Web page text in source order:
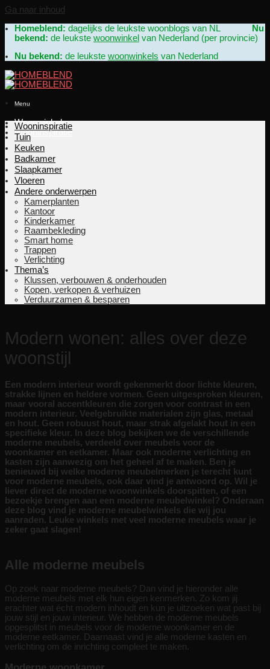
Ga naar inhoud
Homeblend: dagelijks de leukste woonblogs van NL Nu
bekend: de leukste woonwinkel van Nederland (per provincie)
Nu bekend: de leukste woonwinkels van Nederland
Menu
Woonwinkels
Wooninspiratie
Wooninspiratie
Tuin
Keuken
Badkamer
Slaapkamer
Vloeren
Andere onderwerpen
Kamerplanten
Kantoor
Kinderkamer
Raambekleding
Smart home
Trappen
Verlichting
Thema’s
Klussen, verbouwen & onderhouden
Kopen, verkopen & verhuizen
Verduurzamen & besparen
Modern wonen: alles over deze
woonstijl
Een modern interieur wordt gekenmerkt door lichte kleuren,
strakke lijnen en heldere vormen. Geen uitgesproken kleuren,
maar vooral accentkleuren die zorgen voor contrast in een
modern interieur. Veelgebruikte materialen zijn glas, metaal
en hout. Geen robuust hout, maar strak afgelakt hout in een
specifieke kleur. In deze blog bekijken we de verschillende
moderne meubels, verdeeld over meubels voor de
woonkamer en eetkamer. Maar ook moderne verlichting en
kasten zijn aanwezig om het geheel af te maken. Ben je
benieuwd bij welke moderne meubelmerken je terecht kunt
voor moderne meubels, ook daar vind je antwoord op. Wil je
liever direct de moderne woonwinkels doorspitten, of een
bezoekje brengen aan een moderne meubelwinkel? Onderaan
deze blog vind je moderne meubelwinkels die wij jou
aanraden. Leuke winkels met veel moderne meubels waar je
zeker gaat slagen!
Alle moderne meubels
Op zoek naar moderne meubels? Dan vind je hieronder alle
moderne meubels met elk hun eigen kenmerken. Zo kom jij
erachter wat écht modern inhoudt en kun je uitzoeken wat past bij
jouw stijl en jouw interieur. We hebben de moderne meubels
opgesplitst in meubels voor de moderne woonkamer en de
moderne eetkamer. Daarnaast vind je alle moderne kasten en
verlichting om de inrichting compleet te maken.